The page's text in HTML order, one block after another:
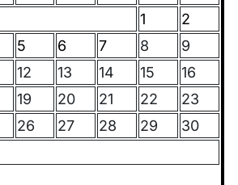
1
2
5 6 7 8
9
12 13 14 15
16
19 20 21 22
23
26 27 28 29
30